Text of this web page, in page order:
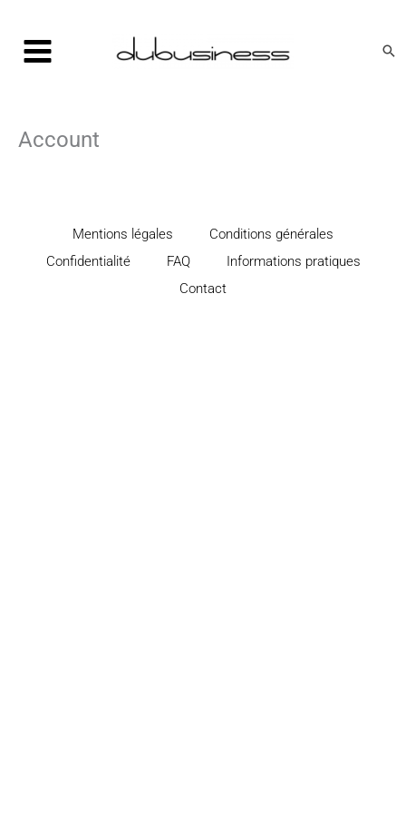
contenu
Account
Mentions légales
Conditions générales
Confidentialité
FAQ
Informations pratiques
Contact